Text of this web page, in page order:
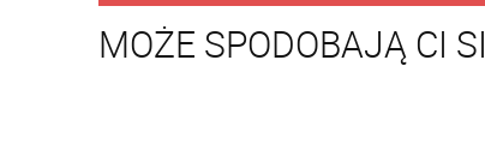
MOŻE SPODOBAJĄ CI